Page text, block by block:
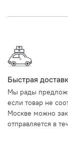
Быстрая
Мы рады
если товар не
Москве можно
отправляется в